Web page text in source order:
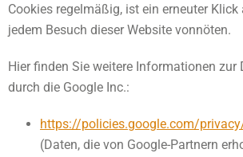
Cookies regelmäßig, ist ein erneuter
jedem Besuch dieser Website vonnöten.
Hier finden Sie weitere Informationen zur
durch die Google Inc.:
https://policies.google.com/
(Daten, die von Google-Partnern